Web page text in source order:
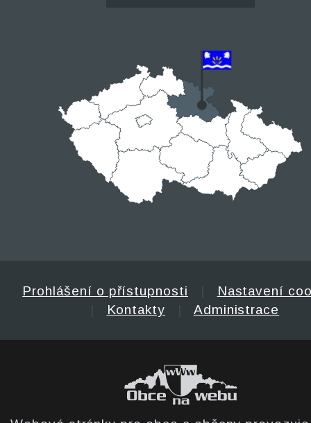
Prohlášení o přístupnosti
Nastavení
Kontakty Administrace